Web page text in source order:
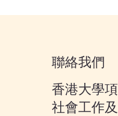
聯絡我們
香港大學
社會工作